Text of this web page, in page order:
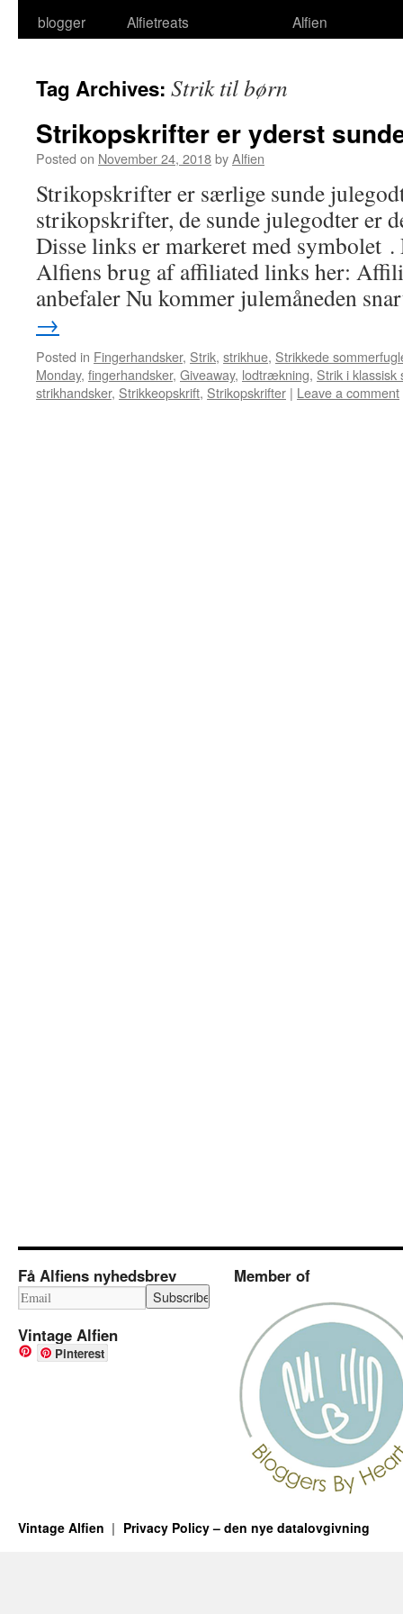
blogger
Alfietreats
Alfien
Tag Archives: Strik til børn
Strikopskrifter er yderst
Posted on November 24, 2018byAlfien
Strikopskrifter er særlige sunde
strikopskrifter, de sunde julegodter er
Disse links er markeret med symbolet
Alfiens brug af affiliated links her:
anbefaler Nu kommer julemåneden
→
Posted in Fingerhandsker, Strik, strikhue, Strikkede
Monday, fingerhandsker, Giveaway, lodtrækning, Strik i klassisk
strikhandsker, Strikkeopskrift, Strikopskrifter | Leave a comment
Få Alfiens nyhedsbrev
Vintage Alfien
Pinterest
Member of
Vintage Alfien Privacy Policy – den nye datalovgivning